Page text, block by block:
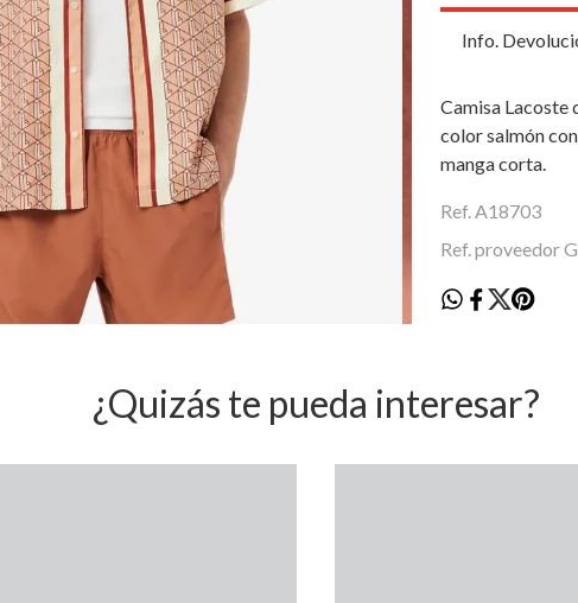
Info.
Camisa Lacoste
color salmón
manga corta.
Ref. A18703
Ref. proveedor
¿Quizás te pueda interesar?